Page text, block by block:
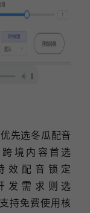
先选冬瓜配音
境内容首选
效配音锁定
发需求则选
持免费使用核